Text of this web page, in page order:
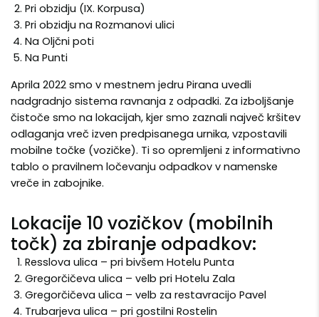
Pri obzidju (IX. Korpusa)
Pri obzidju na Rozmanovi ulici
Na Oljčni poti
Na Punti
Aprila 2022 smo v mestnem jedru Pirana uvedli
nadgradnjo sistema ravnanja z odpadki. Za izboljšanje
čistoče smo na lokacijah, kjer smo zaznali največ kršitev
odlaganja vreč izven predpisanega urnika, vzpostavili
mobilne točke (vozičke). Ti so opremljeni z informativno
tablo o pravilnem ločevanju odpadkov v namenske
vreče in zabojnike.
Lokacije 10 vozičkov (mobilnih
točk) za zbiranje odpadkov:
Resslova ulica – pri bivšem Hotelu Punta
Gregorčičeva ulica – velb pri Hotelu Zala
Gregorčičeva ulica – velb za restavracijo Pavel
Trubarjeva ulica – pri gostilni Rostelin